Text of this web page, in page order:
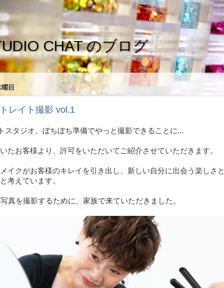
CHAT のブログ
日
レイト撮影 vol.1
スタジオ、ぼちぼち準備でやっと撮影できることに...
たお客様より、許可をいただいてご紹介させていただきます。
イクがお客様のキレイを引き出し、新しい自分に出会う楽しさ
考えています。
真を撮影するために、家族で来ていただきました。